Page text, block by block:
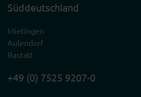
Süddeutschland
Mietingen
Aulendorf
Rastatt
+49 (0) 7525 9207-0